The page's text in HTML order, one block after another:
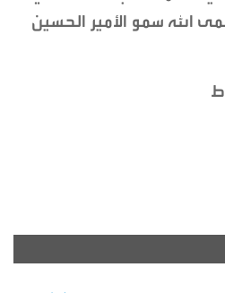
الله سمو الأمير الحسين